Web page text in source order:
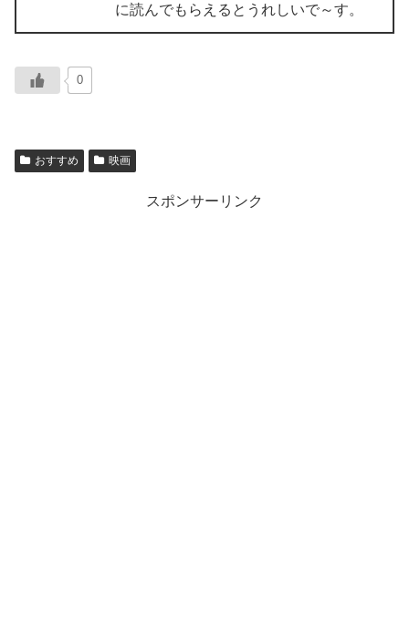
に読んでもらえるとうれしいで～す。
0
おすすめ 映画
スポンサーリンク